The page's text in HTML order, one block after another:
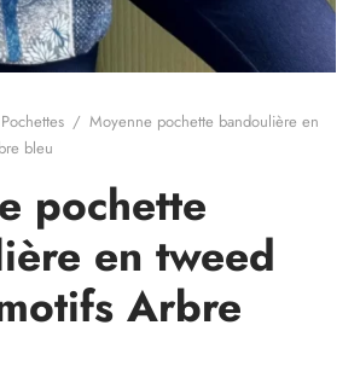
Pochettes / Moyenne pochette bandoulière en
bleu
pochette
en tweed
Arbre